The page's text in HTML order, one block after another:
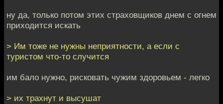
ну да, только потом этих страховщиков днем с огнем
приходится искать
> Им тоже не нужны неприятности, а если с
туристом что-то случится
им бало нужно, рисковать чужим здоровьем - легко
> их трахнут и высушат